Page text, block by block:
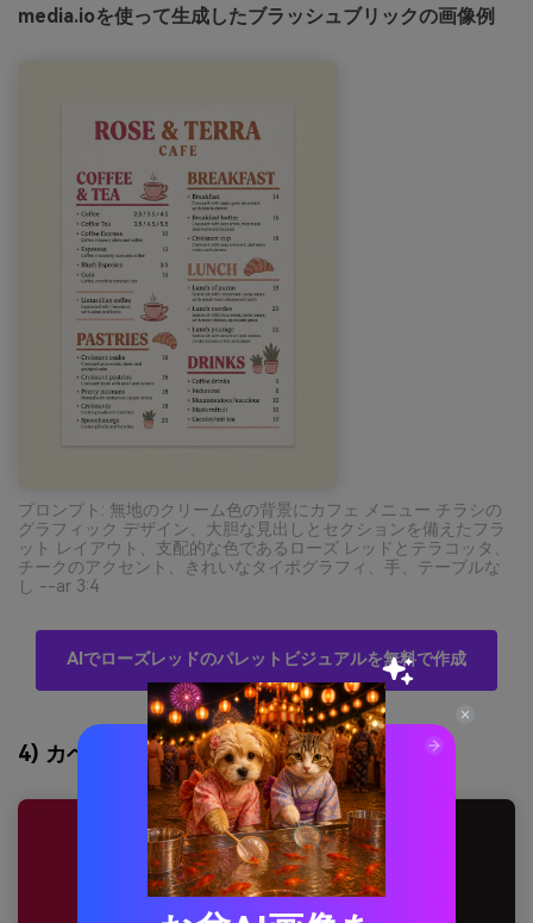
media.ioを使って生成したブラッシュブリックの画像例
プロンプト: 無地のクリーム色の背景にカフェ メニュー チラシの
グラフィック デザイン、大胆な見出しとセクションを備えたフラ
ット レイアウト、支配的な色であるローズ レッドとテラコッタ、
チークのアクセント、きれいなタイポグラフィ、手、テーブルな
し --ar 3:4
AIでローズレッドのパレットビジュアルを無料で作成
4) カベルネの花びら